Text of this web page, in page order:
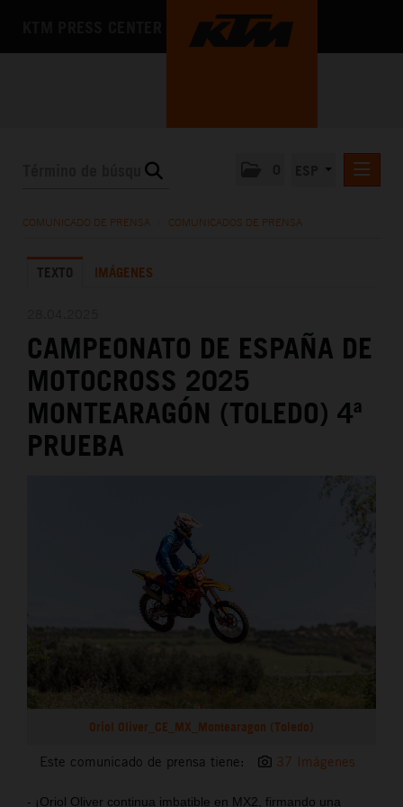
LA EMPRESA
COMUNICADO DE PRENSA COMUNICADOS DE PRENSA
TEXTO IMÁGENES
CAMPEONATO DE ESPAÑA DE
MOTOCROSS 2025
MONTEARAGÓN (TOLEDO) 4ª
PRUEBA
Oriol Oliver_CE_MX_Montearagon (Toledo)
Este comunicado de prensa tiene: 37 Imágenes
- ¡Oriol Oliver continua imbatible en MX2, firmando una